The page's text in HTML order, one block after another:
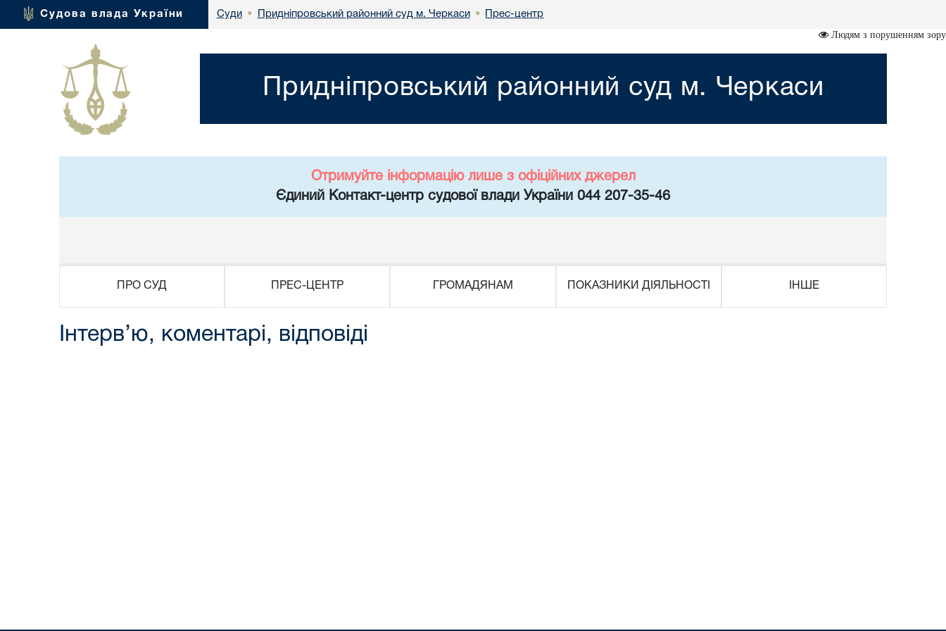
Судова влада України Суди • Придніпровський районний суд м. Черкаси • Прес-центр
Людям з порушенням зору
Придніпровський районний суд м. Черкаси
Отримуйте інформацію лише з офіційних джерел
Єдиний Контакт-центр судової влади України 044 207-35-46
ПРО СУД ПРЕС-ЦЕНТР ГРОМАДЯНАМ ПОКАЗНИКИ ДІЯЛЬНОСТІ ІНШЕ
Інтерв’ю, коментарі, відповіді